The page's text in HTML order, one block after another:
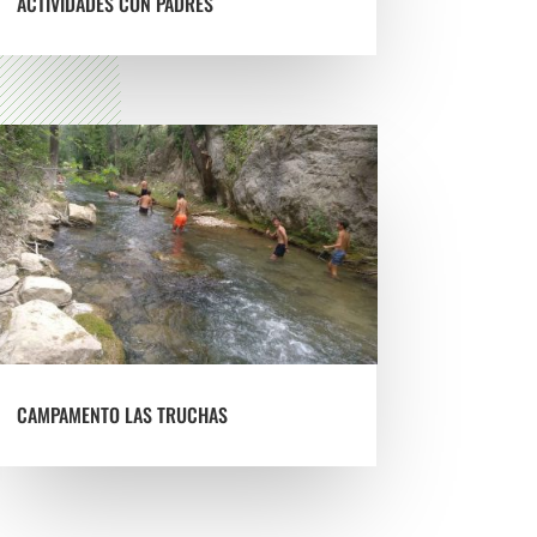
CAMPAMENTO LAS TRUCHAS